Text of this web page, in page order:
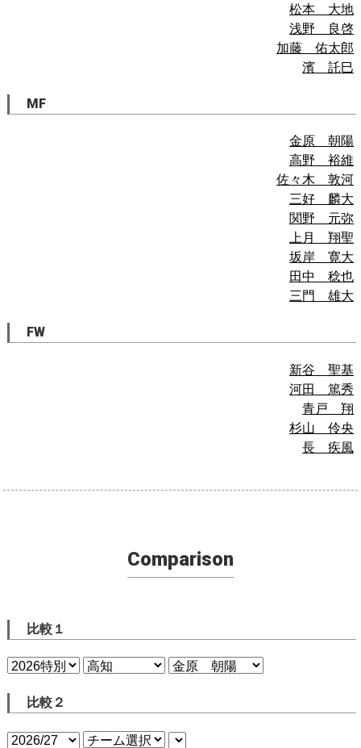
松本 大地
浅野 良啓
加藤 佑太郎
濱 託巳
MF
金原 朝陽
高野 裕維
佐々木 敦河
三好 麟大
関野 元弥
上月 翔聖
坂岸 寛大
田中 稔也
三門 雄大
FW
新谷 聖基
河田 篤秀
青戸 翔
杉山 伶央
長 疾風
Comparison
比較１
比較２